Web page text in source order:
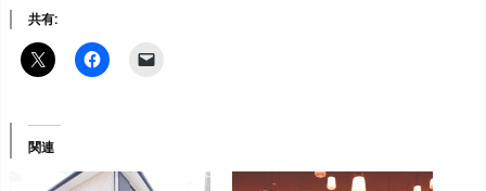
共有:
関連